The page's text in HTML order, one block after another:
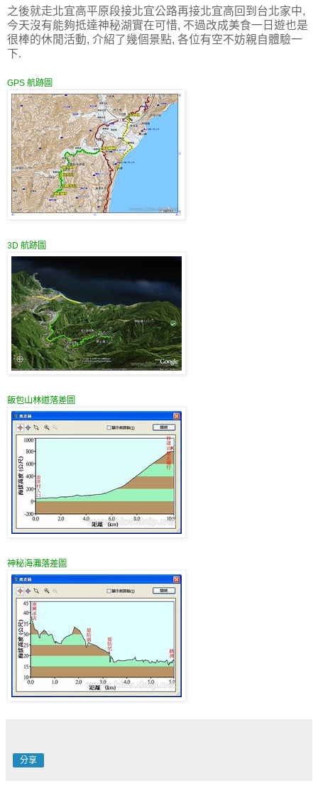
之後就走北宜高平原段接北宜公路再接北宜高回到台北家中,
今天沒有能夠抵達神秘湖實在可惜, 不過改成美食一日遊也是
很棒的休閒活動, 介紹了幾個景點, 各位有空不妨親自體驗一
下.
GPS 航跡圖
3D 航跡圖
飯包山林道落差圖
神秘海灘落差圖
分享